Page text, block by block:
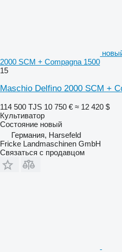
2000 SCM + Compagna 1500
15
Maschio Delfino 2000 SCM +
114 500 TJS 10 750 € ≈ 12 420 $
Культиватор
Состояние новый
Германия, Harsefeld
Fricke Landmaschinen GmbH
Связаться с продавцом